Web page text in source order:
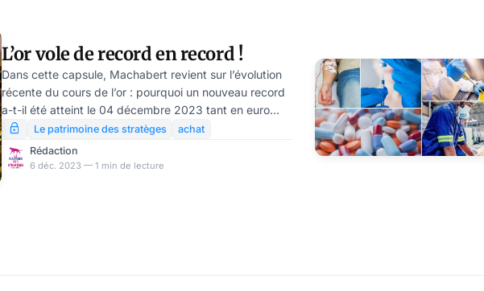
L’or vole de record en record !
Dans cette capsule, Machabert revient sur l’évolution
récente du cours de l’or : pourquoi un nouveau record
a-t-il été atteint le 04 décembre 2023 tant en euro
qu’en dollar ? Quels en sont les moteurs ? Cela va-t-il
durer ? Est-il encore temps d’acheter de l’or et si oui
comment ?
Le patrimoine des stratèges
achat
Rédaction
6 déc. 2023 — 1 min de lecture